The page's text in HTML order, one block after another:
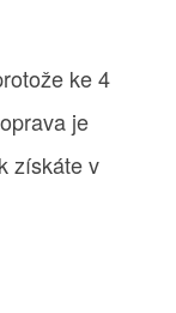
ke 4
je
získáte v